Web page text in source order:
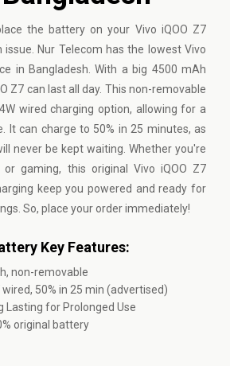
the battery on your Vivo iQOO Z7
issue. Nur Telecom has the lowest Vivo
in Bangladesh. With a big 4500 mAh
Z7 can last all day. This non-removable
wired charging option, allowing for a
It can charge to 50% in 25 minutes, as
never be kept waiting. Whether you're
or gaming, this original Vivo iQOO Z7
keep you powered and ready for
So, place your order immediately!
Key Features:
non-removable
wired, 50% in 25 min (advertised)
Lasting for Prolonged Use
original battery